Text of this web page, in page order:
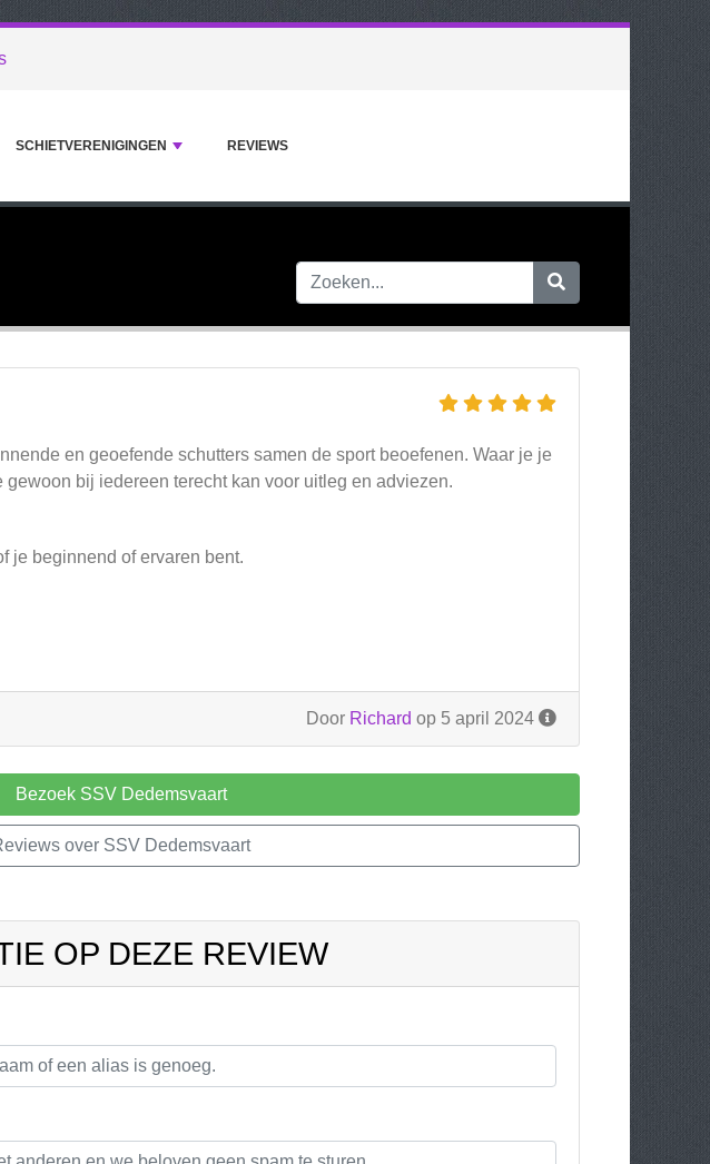
SCHIETVERENIGINGEN REVIEWS
en geoefende schutters samen de sport beoefenen. Waar je je
bij iedereen terecht kan voor uitleg en adviezen.
je beginnend of ervaren bent.
Door Richard op 5 april 2024
Bezoek SSV Dedemsvaart
over SSV Dedemsvaart
OP DEZE REVIEW